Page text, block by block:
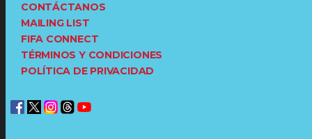
CONTÁCTANOS
MAILING LIST
FIFA CONNECT
TÉRMINOS Y CONDICIONES
POLÍTICA DE PRIVACIDAD